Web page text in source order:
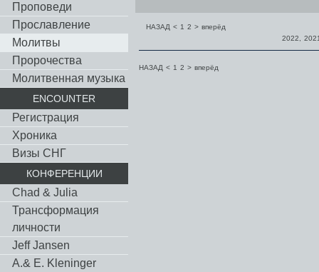
Проповеди
Прославление
Молитвы
Пророчества
Молитвенная музыка
ENCOUNTER
Регистрация
Хроника
Визы СНГ
КОНФЕРЕНЦИИ
Chad & Julia
Трансформация
личности
Jeff Jansen
A.& E. Kleninger
НАЗАД < 1 2 > вперёд
2022
НАЗАД < 1 2 > вперёд